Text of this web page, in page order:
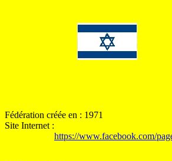
Fédération créée en : 1971
Site Internet :
https://www.facebook.com/